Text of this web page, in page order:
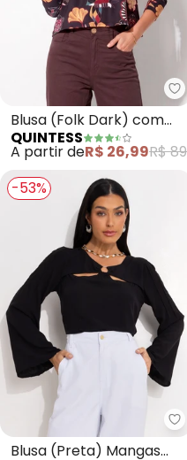
Blusa (Folk Dark) com
Recorte no Busto
QUINTESS
A partir deR$ 26,99R$
-53%
Blusa (Preta) Mangas